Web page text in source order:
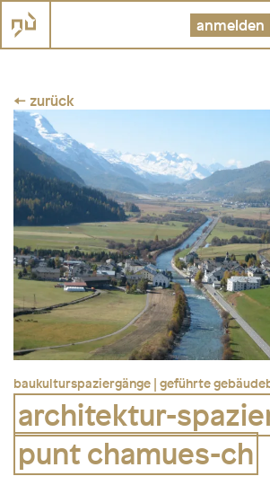
anmelden
← zurück
baukulturspaziergänge | geführte
architektur-
punt chamues-ch